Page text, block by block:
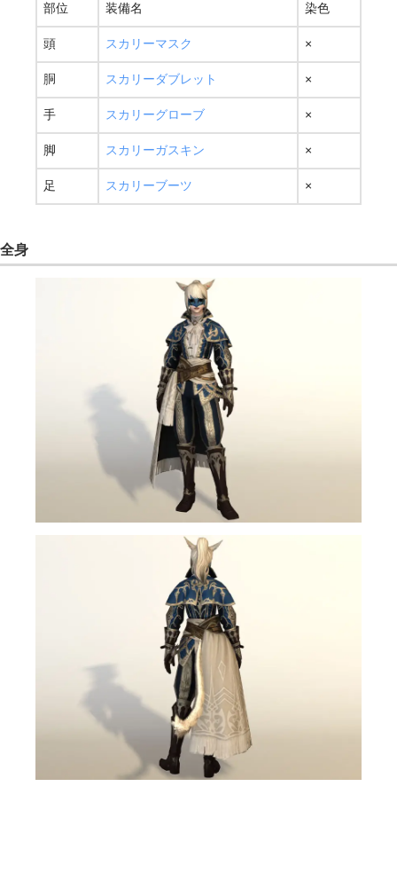
部位 装備名 染色
頭 スカリーマスク ×
胴 スカリーダブレット ×
手 スカリーグローブ ×
脚 スカリーガスキン ×
足 スカリーブーツ ×
全身